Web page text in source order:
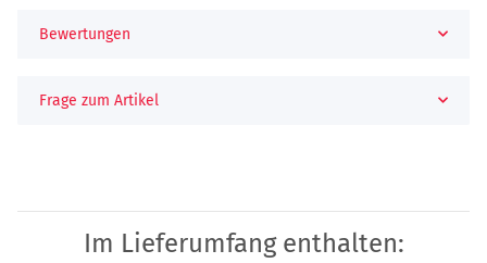
Bewertungen
Frage zum Artikel
Im Lieferumfang enthalten: